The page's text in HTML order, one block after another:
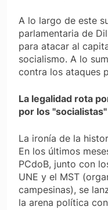
A lo largo de este
parlamentaria de
para atacar al
socialismo. A lo
contra los ataques
La legalidad rota
por los
La ironía de la
En los últimos
PCdoB, junto con
UNE y el MST
campesinas), se
la arena política